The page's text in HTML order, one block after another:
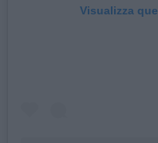
Visualizza